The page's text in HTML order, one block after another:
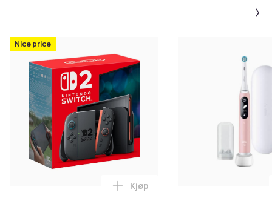
Nice price
Legg Nintendo Switch 2 i
Kjøp